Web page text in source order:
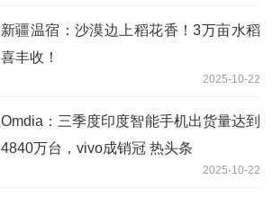
新疆温宿：沙漠边上稻花香！3万亩水稻
喜丰收！
2025-10-22
Omdia：三季度印度智能手机出货量达到
4840万台，vivo成销冠 热头条
2025-10-22